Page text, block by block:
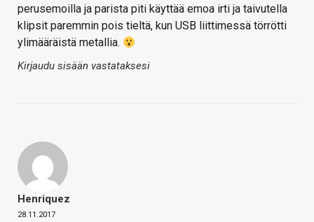
perusemoilla ja parista piti käyttää emoa irti ja taivutella
klipsit paremmin pois tieltä, kun USB liittimessä törrötti
ylimääräistä metallia.
Kirjaudu sisään vastataksesi
Henriquez
28.11.2017